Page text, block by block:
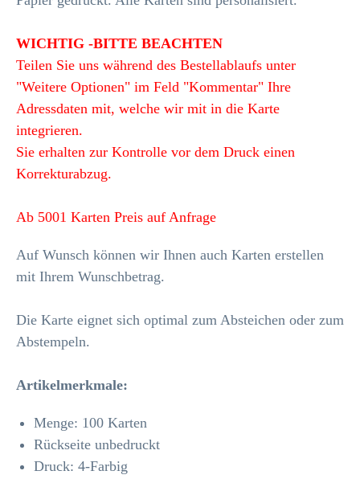
WICHTIG -BITTE BEACHTEN
Teilen Sie uns während des Bestellablaufs unter
"Weitere Optionen" im Feld "Kommentar" Ihre
Adressdaten mit, welche wir mit in die Karte
integrieren.
Sie erhalten zur Kontrolle vor dem Druck einen
Korrekturabzug.
Ab 5001 Karten Preis auf Anfrage
Auf Wunsch können wir Ihnen auch Karten erstellen
mit Ihrem Wunschbetrag.
Die Karte eignet sich optimal zum Absteichen oder zum
Abstempeln.
Artikelmerkmale:
Menge: 100 Karten
Rückseite unbedruckt
Druck: 4-Farbig